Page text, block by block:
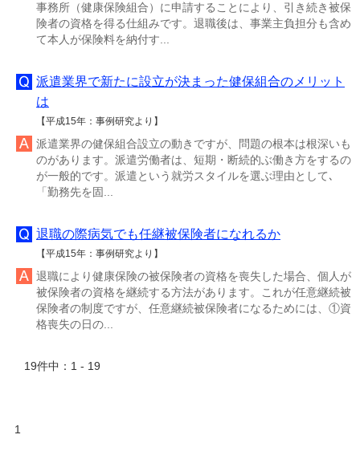
事務所（健康保険組合）に申請することにより、引き続き被保
険者の資格を得る仕組みです。退職後は、事業主負担分も含め
て本人が保険料を納付す...
派遣業界で新たに設立が決まった健保組合のメリット
は
【平成15年：事例研究より】
派遣業界の健保組合設立の動きですが、問題の根本は根深いも
のがあります。派遣労働者は、短期・断続的ぶ働き方をするの
が一般的です。派遣という就労スタイルを選ぶ理由として､
「勤務先を固...
退職の際病気でも任継被保険者になれるか
【平成15年：事例研究より】
退職により健康保険の被保険者の資格を喪失した場合、個人が
被保険者の資格を継続する方法があります。これが任意継続被
保険者の制度ですが、任意継続被保険者になるためには、①資
格喪失の日の...
19件中：1 - 19
1